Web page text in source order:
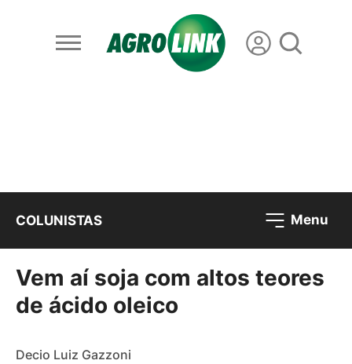
COLUNISTAS Menu
Vem aí soja com altos teores
de ácido oleico
Decio Luiz Gazzoni